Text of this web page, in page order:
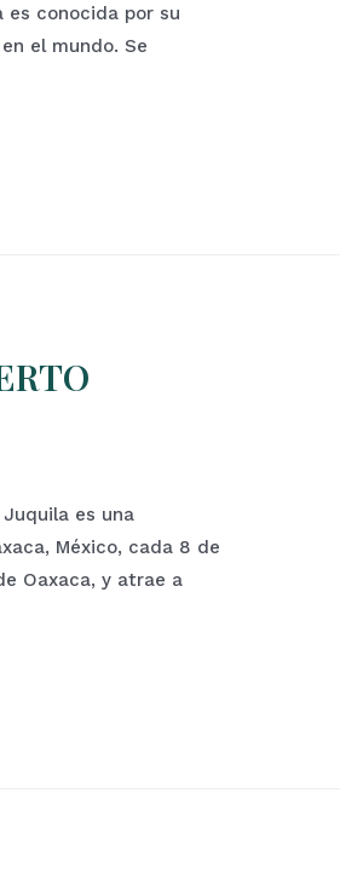
es conocida por su
el mundo. Se
es una
México, cada 8 de
Oaxaca, y atrae a